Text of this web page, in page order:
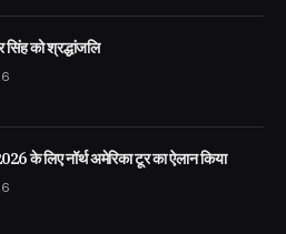
को श्रद्धांजलि
के लिए नॉर्थ अमेरिका टूर का ऐलान किया